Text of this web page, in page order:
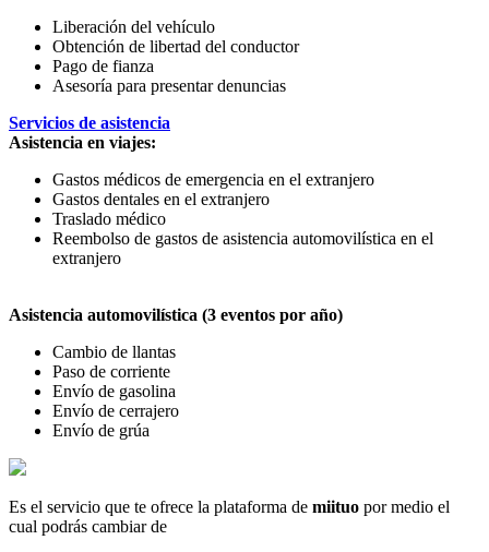
Liberación del vehículo
Obtención de libertad del conductor
Pago de fianza
Asesoría para presentar denuncias
Servicios de asistencia
Asistencia en viajes:
Gastos médicos de emergencia en el extranjero
Gastos dentales en el extranjero
Traslado médico
Reembolso de gastos de asistencia automovilística en el
extranjero
Asistencia automovilística (3 eventos por año)
Cambio de llantas
Paso de corriente
Envío de gasolina
Envío de cerrajero
Envío de grúa
Es el servicio que te ofrece la plataforma de miituo por medio el
cual podrás cambiar de